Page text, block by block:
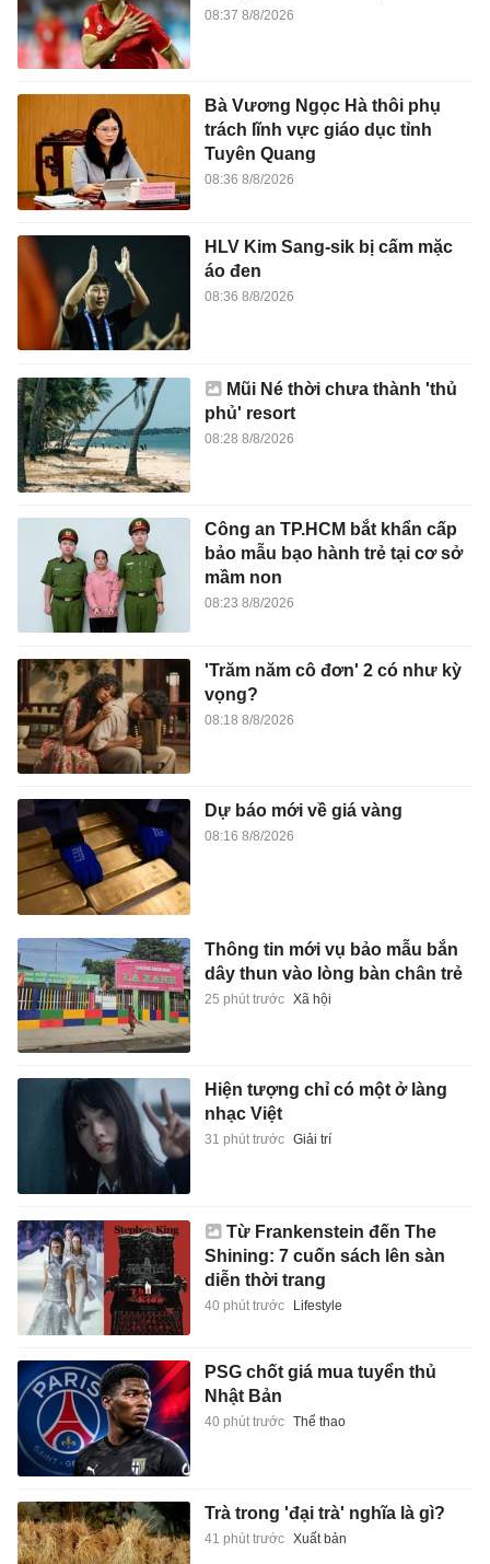
08:37 8/8/2026
Bà Vương Ngọc Hà thôi phụ
trách lĩnh vực giáo dục tỉnh
Tuyên Quang
08:36 8/8/2026
HLV Kim Sang-sik bị cấm mặc
áo đen
08:36 8/8/2026
Mũi Né thời chưa thành 'thủ
phủ' resort
08:28 8/8/2026
Công an TP.HCM bắt khẩn cấp
bảo mẫu bạo hành trẻ tại cơ sở
mầm non
08:23 8/8/2026
'Trăm năm cô đơn' 2 có như kỳ
vọng?
08:18 8/8/2026
Dự báo mới về giá vàng
08:16 8/8/2026
Thông tin mới vụ bảo mẫu bắn
dây thun vào lòng bàn chân trẻ
25 phút trước Xã hội
Hiện tượng chỉ có một ở làng
nhạc Việt
31 phút trước Giải trí
Từ Frankenstein đến The
Shining: 7 cuốn sách lên sàn
diễn thời trang
40 phút trước Lifestyle
PSG chốt giá mua tuyển thủ
Nhật Bản
40 phút trước Thể thao
Trà trong 'đại trà' nghĩa là gì?
41 phút trước Xuất bản